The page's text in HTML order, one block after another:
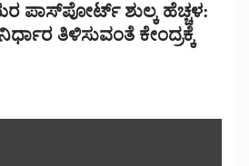
ಪಾಸ್‌ಪೋರ್ಟ್ ಶುಲ್ಕ ಹೆಚ್ಚಳ:
ತಿಳಿಸುವಂತೆ ಕೇಂದ್ರಕ್ಕೆ